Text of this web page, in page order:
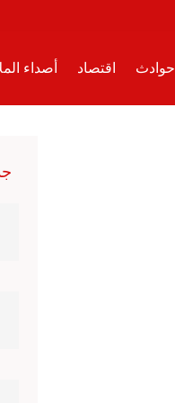
حوادث اقتصاد أصداء